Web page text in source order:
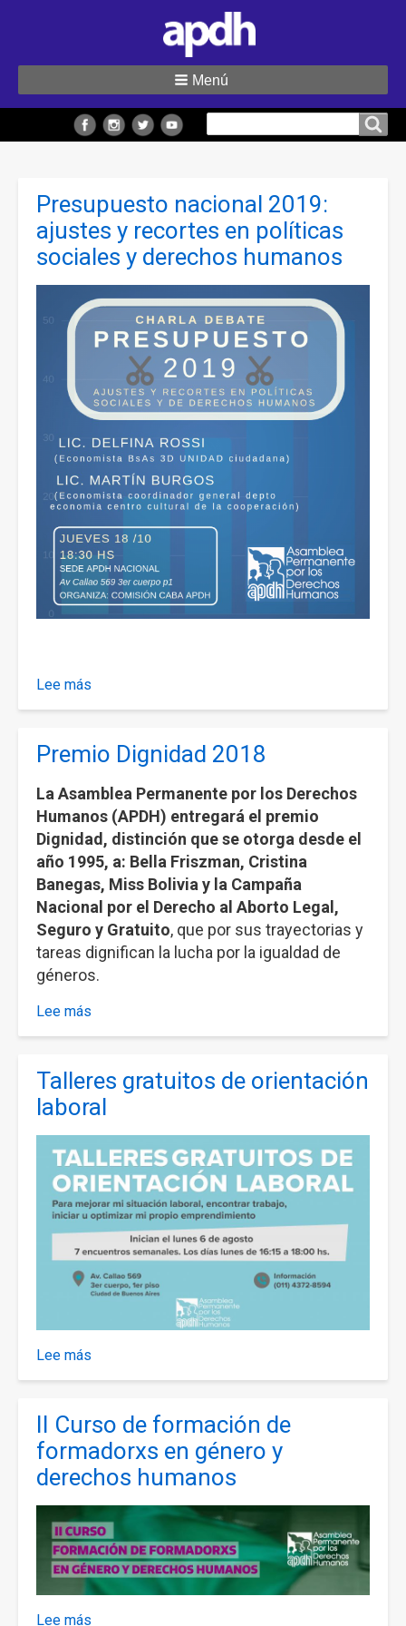
sitio
Menú
Presupuesto nacional 2019:
ajustes y recortes en políticas
sociales y derechos humanos
Lee más
Presupuesto
2019:
y
recortes
en
políticas
sociales
y
derechos
humanos
Premio Dignidad 2018
La Asamblea Permanente por los Derechos
Humanos (APDH) entregará el premio
Dignidad, distinción que se otorga desde el
año 1995, a: Bella Friszman, Cristina
Banegas, Miss Bolivia y la Campaña
Nacional por el Derecho al Aborto Legal,
Seguro y Gratuito, que por sus trayectorias y
tareas dignifican la lucha por la igualdad de
géneros.
Lee más
Premio
2018
Talleres gratuitos de orientación
laboral
Lee más
Talleres
de
orientación
laboral
II Curso de formación de
formadorxs en género y
derechos humanos
Lee más